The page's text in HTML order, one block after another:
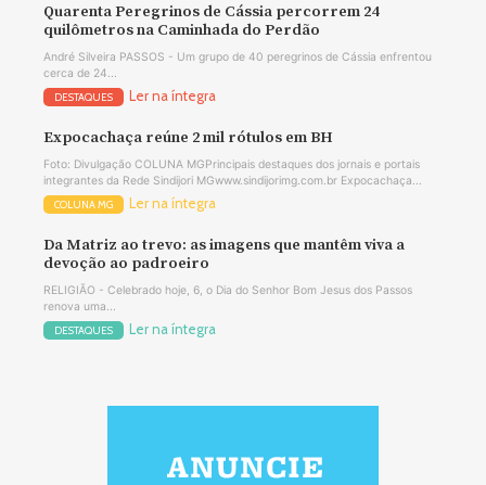
Quarenta Peregrinos de Cássia percorrem 24
quilômetros na Caminhada do Perdão
André Silveira PASSOS - Um grupo de 40 peregrinos de Cássia enfrentou
cerca de 24...
DESTAQUES Ler na íntegra
Expocachaça reúne 2 mil rótulos em BH
Foto: Divulgação COLUNA MGPrincipais destaques dos jornais e portais
integrantes da Rede Sindijori MGwww.sindijorimg.com.br Expocachaça...
COLUNA MG Ler na íntegra
Da Matriz ao trevo: as imagens que mantêm viva a
devoção ao padroeiro
RELIGIÃO - Celebrado hoje, 6, o Dia do Senhor Bom Jesus dos Passos
renova uma...
DESTAQUES Ler na íntegra